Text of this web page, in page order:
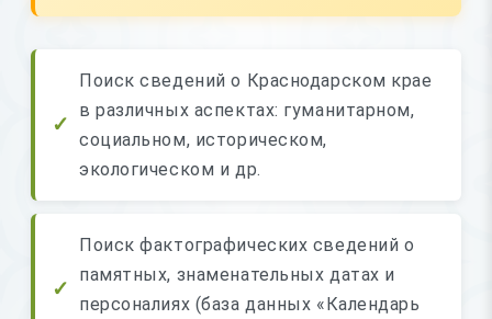
Поиск сведений о Краснодарском крае
в различных аспектах: гуманитарном,
социальном, историческом,
экологическом и др.
Поиск фактографических сведений о
памятных, знаменательных датах и
персоналиях (база данных «Календарь